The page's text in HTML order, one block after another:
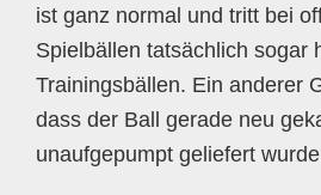
ist ganz normal und tritt bei
Spielbällen tatsächlich sogar
Trainingsbällen. Ein anderer
dass der Ball gerade neu
unaufgepumpt geliefert